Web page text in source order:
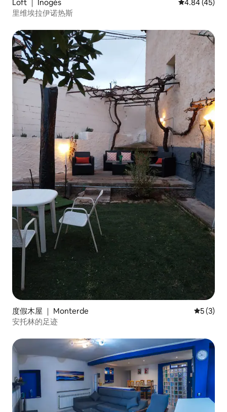
Loft ｜ Inogés 平均评分
4.84 (45)
里维埃拉伊诺热斯
度假木屋 ｜ Monterde 平均评分
5 (3)
安托林的足迹